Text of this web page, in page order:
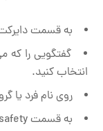
به قسمت
انتخاب کنید.
روی نام فرد یا
به قسمت Privacy & safety بروید.